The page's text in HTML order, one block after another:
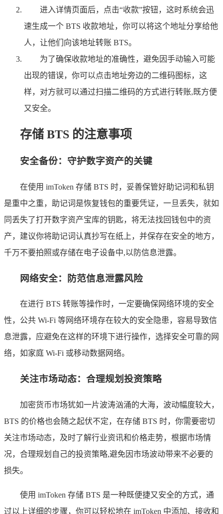
进入详情页面后，点击“收款”按钮，这时系统会迅
速生成一个 BTS 收款地址，你可以将这个地址分享给他
人，让他们向该地址转账 BTS。
为了确保收款地址的准确性，避免因手动输入可能
出现的错误，你可以点击地址旁边的二维码图标，这
样，对方就可以通过扫描二维码的方式进行转账,既方便
又安全。
存储 BTS 的注意事项
安全备份：守护数字资产的关键
在使用 imToken 存储 BTS 时，妥善保管好助记词和私钥
是重中之重，助记词是恢复钱包的重要凭证，一旦丢失，就如
同丢失了打开数字资产宝库的钥匙，将无法找回钱包中的资
产，建议你将助记词认真抄写在纸上，并保存在安全的地方，
千万不要拍照或存储在电子设备中,以防信息泄露。
网络安全：防范信息泄露风险
在进行 BTS 转账等操作时，一定要确保网络环境的安全
性，公共 Wi-Fi 等网络环境存在较大的安全隐患，容易导致信
息泄露，应避免在这样的环境下进行操作，选择安全可靠的网
络，如家庭 Wi-Fi 或移动数据网络。
关注市场动态：合理规划投资策略
加密货币市场犹如一片波涛汹涌的大海，波动幅度较大，
BTS 的价格也会随之起伏不定，在存储 BTS 时，你需要密切
关注市场动态，及时了解行业资讯和价格走势，根据市场情
况，合理规划自己的投资策略,避免因市场波动带来不必要的
损失。
使用 imToken 存储 BTS 是一种既便捷又安全的方式，通
过以上详细的步骤，你可以轻松地在 imToken 中添加、接收和